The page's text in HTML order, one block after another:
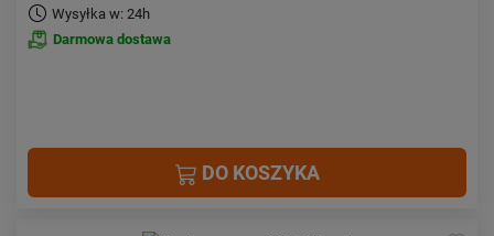
Wysyłka w: 24h
Darmowa dostawa
DO KOSZYKA